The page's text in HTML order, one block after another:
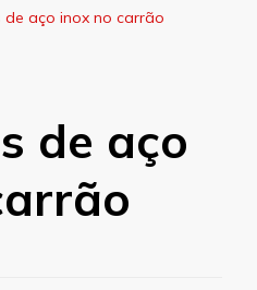
de aço inox no carrão
de aço